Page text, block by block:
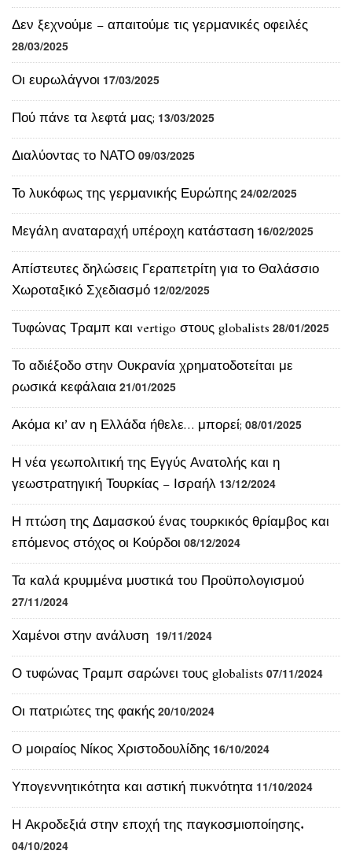
Οι ευρωλάγνοι 17/03/2025
Πού πάνε τα λεφτά μας; 13/03/2025
Διαλύοντας το ΝΑΤΟ 09/03/2025
Το λυκόφως της γερμανικής Ευρώπης 24/02/2025
Μεγάλη αναταραχή υπέροχη κατάσταση 16/02/2025
Απίστευτες δηλώσεις Γεραπετρίτη για το Θαλάσσιο
Χωροταξικό Σχεδιασμό 12/02/2025
Τυφώνας Τραμπ και vertigo στους globalists 28/01/2025
Το αδιέξοδο στην Ουκρανία χρηματοδοτείται με
ρωσικά κεφάλαια 21/01/2025
Ακόμα κι’ αν η Ελλάδα ήθελε… μπορεί; 08/01/2025
Η νέα γεωπολιτική της Εγγύς Ανατολής και η
γεωστρατηγική Τουρκίας – Ισραήλ 13/12/2024
Η πτώση της Δαμασκού ένας τουρκικός θρίαμβος και
επόμενος στόχος οι Κούρδοι 08/12/2024
Τα καλά κρυμμένα μυστικά του Προϋπολογισμού
27/11/2024
Χαμένοι στην ανάλυση 19/11/2024
Ο τυφώνας Τραμπ σαρώνει τους globalists 07/11/2024
Οι πατριώτες της φακής 20/10/2024
Ο μοιραίος Νίκος Χριστοδουλίδης 16/10/2024
Υπογεννητικότητα και αστική πυκνότητα 11/10/2024
Η Ακροδεξιά στην εποχή της παγκοσμιοποίησης.
04/10/2024
Το σύνδρομο της Στοκχόλμης στο ελληνοτουρκικό
σύστημα 26/09/2024